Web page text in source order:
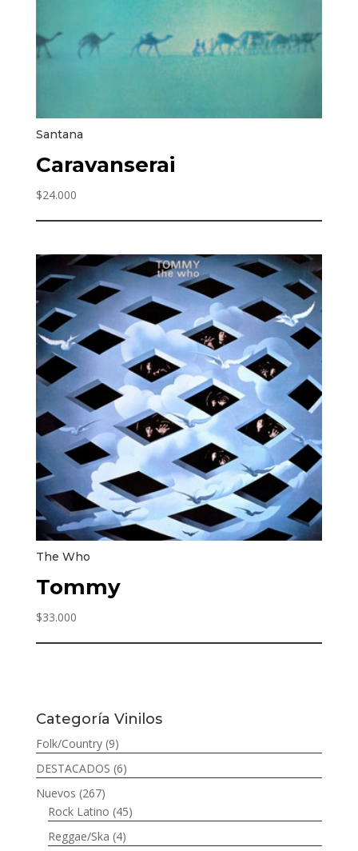
Santana
Caravanserai
$24.000
The Who
Tommy
$33.000
Categoría Vinilos
Folk/Country (9)
DESTACADOS (6)
Nuevos (267)
Rock Latino (45)
Reggae/Ska (4)